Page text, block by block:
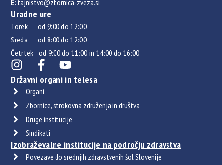
E: tajnistvo@zbornica-zveza.si
Uradne ure
Torek od 9:00 do 12:00
Sreda od 8:00 do 12:00
Četrtek od 9:00 do 11:00 in 14:00 do 16:00
Državni organi in telesa
Organi
Zbornice, strokovna združenja in društva
Druge institucije
Sindikati
Izobraževalne institucije na področju zdravstva
Povezave do srednjih zdravstvenih šol Slovenije